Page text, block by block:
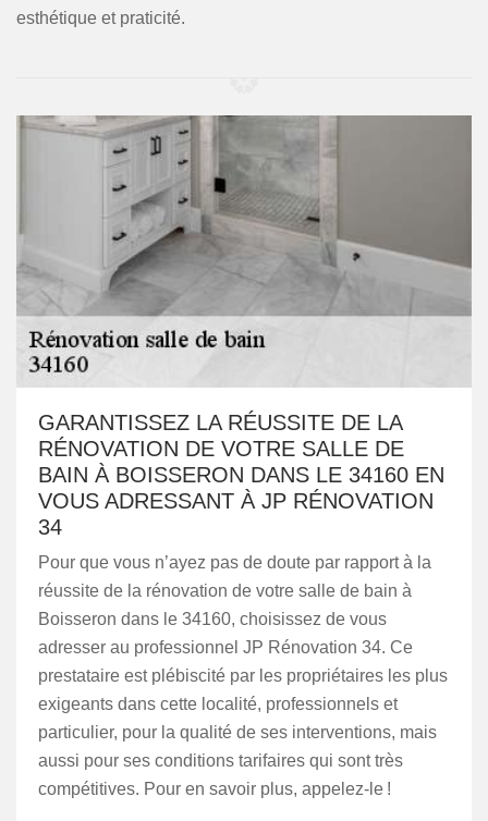
esthétique et praticité.
GARANTISSEZ LA RÉUSSITE DE LA
RÉNOVATION DE VOTRE SALLE DE
BAIN À BOISSERON DANS LE 34160 EN
VOUS ADRESSANT À JP RÉNOVATION
34
Pour que vous n’ayez pas de doute par rapport à la
réussite de la rénovation de votre salle de bain à
Boisseron dans le 34160, choisissez de vous
adresser au professionnel JP Rénovation 34. Ce
prestataire est plébiscité par les propriétaires les plus
exigeants dans cette localité, professionnels et
particulier, pour la qualité de ses interventions, mais
aussi pour ses conditions tarifaires qui sont très
compétitives. Pour en savoir plus, appelez-le !